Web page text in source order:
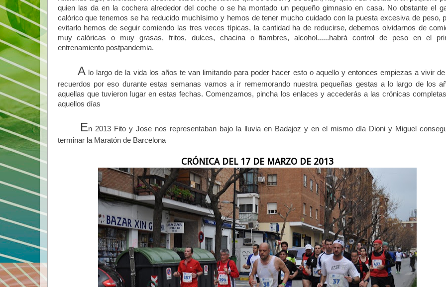
quien las da en la cochera alrededor del coche o se ha montado un pequeño gimnasio en casa. No obstante el
calórico que tenemos se ha reducido muchísimo y hemos de tener mucho cuidado con la puesta excesiva de peso,
evitarlo hemos de seguir comiendo las tres veces típicas, la cantidad ha de reducirse, debemos olvidarnos de
muy calóricas o muy grasas, fritos, dulces, chacina o fiambres, alcohol......habrá control de peso en el
entrenamiento postpandemia.
A lo largo de la vida los años te van limitando para poder hacer esto o aquello y entonces empiezas a vivir
recuerdos por eso durante estas semanas vamos a ir rememorando nuestra pequeñas gestas a lo largo de los
aquellas que tuvieron lugar en estas fechas. Comenzamos, pincha los enlaces y accederás a las crónicas
aquellos días
En 2013 Fito y Jose nos representaban bajo la lluvia en Badajoz y en el mismo día Dioni y Miguel
terminar la Maratón de Barcelona
CRÓNICA DEL 17 DE MARZO DE 2013